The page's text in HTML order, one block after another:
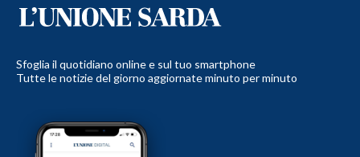
Sfoglia il quotidiano online e sul tuo smartphone
Tutte le notizie del giorno aggiornate minuto per minuto